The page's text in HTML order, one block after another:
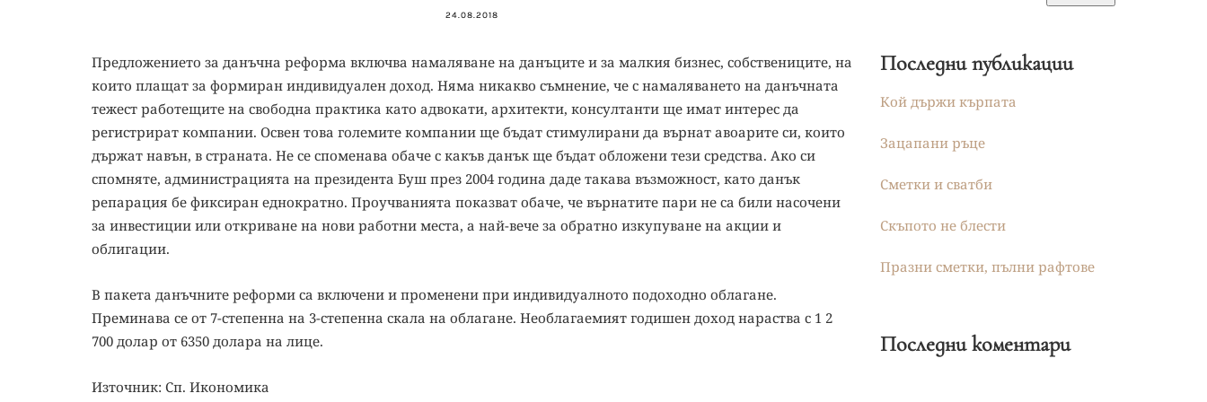
24.08.2018
Предложението за данъчна реформа включва намаляване на данъците и за малкия бизнес, собствениците, на
които плащат за формиран индивидуален доход. Няма никакво съмнение, че с намаляването на данъчната
тежест работещите на свободна практика като адвокати, архитекти, консултанти ще имат интерес да
регистрират компании. Освен това големите компании ще бъдат стимулирани да върнат авоарите си, които
държат навън, в страната. Не се споменава обаче с какъв данък ще бъдат обложени тези средства. Ако си
спомняте, администрацията на президента Буш през 2004 година даде такава възможност, като данък
репарация бе фиксиран еднократно. Проучванията показват обаче, че върнатите пари не са били насочени
за инвестиции или откриване на нови работни места, а най-вече за обратно изкупуване на акции и
облигации.
В пакета данъчните реформи са включени и променени при индивидуалното подоходно облагане.
Преминава се от 7-степенна на 3-степенна скала на облагане. Необлагаемият годишен доход нараства с 1 2
700 долар от 6350 долара на лице.
Източник: Сп. Икономика
Последни публикации
Кой държи кърпата
Зацапани ръце
Сметки и сватби
Скъпото не блести
Празни сметки, пълни рафтове
Последни коментари